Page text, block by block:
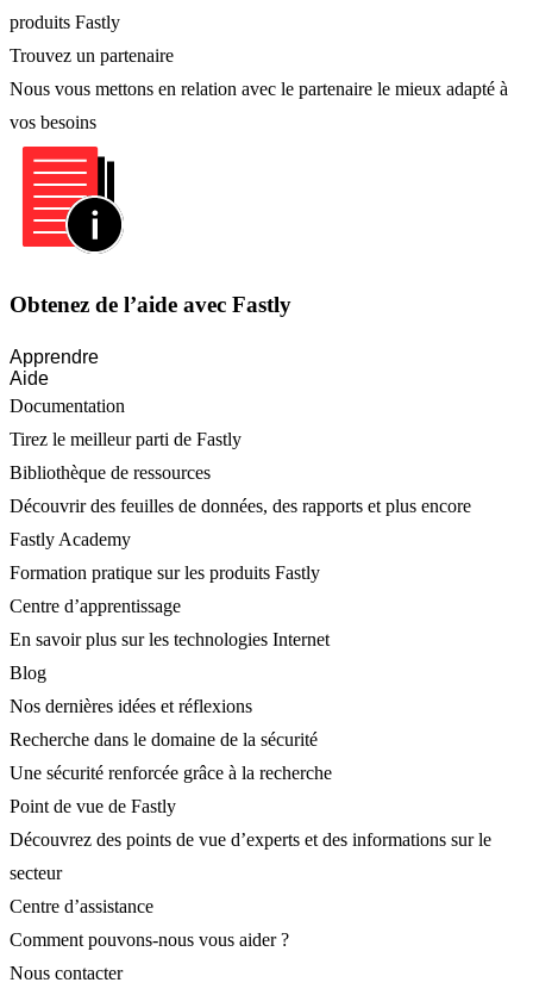
produits Fastly
Trouvez un partenaire
Nous vous mettons en relation avec le partenaire le mieux adapté à
vos besoins
Obtenez de l’aide avec Fastly
Apprendre
Aide
Documentation
Tirez le meilleur parti de Fastly
Bibliothèque de ressources
Découvrir des feuilles de données, des rapports et plus encore
Fastly Academy
Formation pratique sur les produits Fastly
Centre d’apprentissage
En savoir plus sur les technologies Internet
Blog
Nos dernières idées et réflexions
Recherche dans le domaine de la sécurité
Une sécurité renforcée grâce à la recherche
Point de vue de Fastly
Découvrez des points de vue d’experts et des informations sur le
secteur
Centre d’assistance
Comment pouvons-nous vous aider ?
Nous contacter